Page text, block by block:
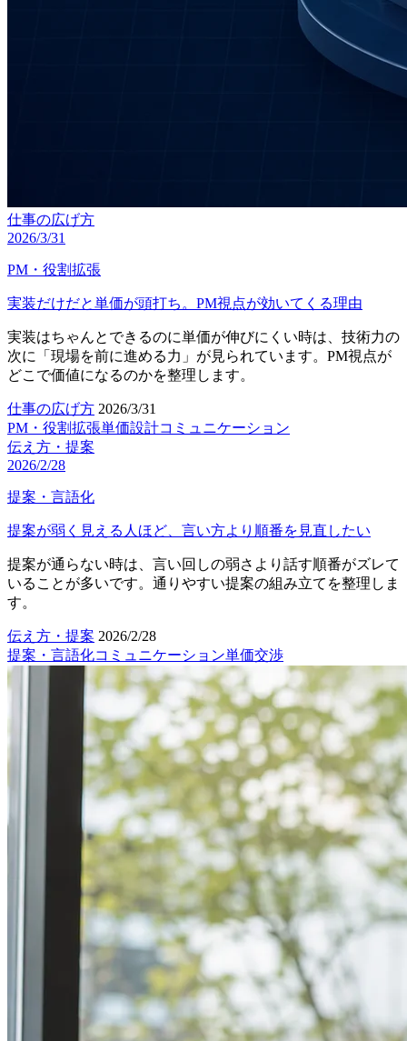
仕事の広げ方
2026/3/31
PM・役割拡張
実装だけだと単価が頭打ち。PM視点が効いてくる理由
実装はちゃんとできるのに単価が伸びにくい時は、技術力の
次に「現場を前に進める力」が見られています。PM視点が
どこで価値になるのかを整理します。
仕事の広げ方 2026/3/31
PM・役割拡張単価設計コミュニケーション
伝え方・提案
2026/2/28
提案・言語化
提案が弱く見える人ほど、言い方より順番を見直したい
提案が通らない時は、言い回しの弱さより話す順番がズレて
いることが多いです。通りやすい提案の組み立てを整理しま
す。
伝え方・提案 2026/2/28
提案・言語化コミュニケーション単価交渉